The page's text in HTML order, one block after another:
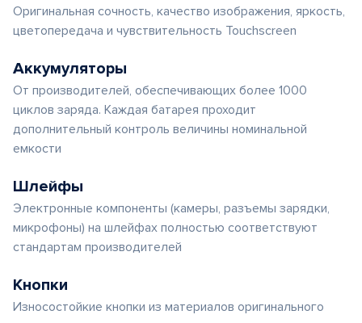
Оригинальная сочность, качество изображения, яркость,
цветопередача и чувствительность Touchscreen
Аккумуляторы
От производителей, обеспечивающих более 1000
циклов заряда. Каждая батарея проходит
дополнительный контроль величины номинальной
емкости
Шлейфы
Электронные компоненты (камеры, разъемы зарядки,
микрофоны) на шлейфах полностью соответствуют
стандартам производителей
Кнопки
Износостойкие кнопки из материалов оригинального